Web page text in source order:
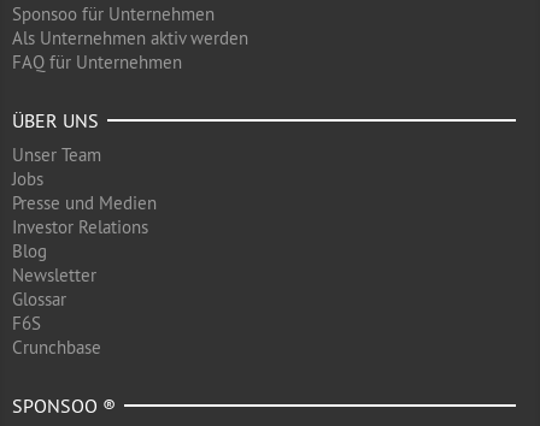
Sponsoo für Unternehmen
Als Unternehmen aktiv werden
FAQ für Unternehmen
ÜBER UNS
Unser Team
Jobs
Presse und Medien
Investor Relations
Blog
Newsletter
Glossar
F6S
Crunchbase
SPONSOO ®